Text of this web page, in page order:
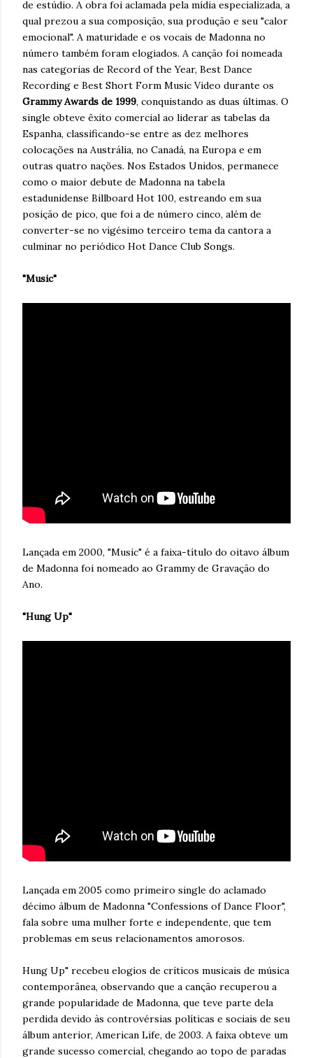
de estúdio. A obra foi aclamada pela mídia especializada, a
qual prezou a sua composição, sua produção e seu "calor
emocional". A maturidade e os vocais de Madonna no
número também foram elogiados. A canção foi nomeada
nas categorias de Record of the Year, Best Dance
Recording e Best Short Form Music Video durante os
Grammy Awards de 1999, conquistando as duas últimas. O
single obteve êxito comercial ao liderar as tabelas da
Espanha, classificando-se entre as dez melhores
colocações na Austrália, no Canadá, na Europa e em
outras quatro nações. Nos Estados Unidos, permanece
como o maior debute de Madonna na tabela
estadunidense Billboard Hot 100, estreando em sua
posição de pico, que foi a de número cinco, além de
converter-se no vigésimo terceiro tema da cantora a
culminar no periódico Hot Dance Club Songs.
"Music"
Lançada em 2000, "Music" é a faixa-título do oitavo álbum
de Madonna foi nomeado ao Grammy de Gravação do
Ano.
"Hung Up"
Lançada em 2005 como primeiro single do aclamado
décimo álbum de Madonna "Confessions of Dance Floor",
fala sobre uma mulher forte e independente, que tem
problemas em seus relacionamentos amorosos.
Hung Up" recebeu elogios de críticos musicais de música
contemporânea, observando que a canção recuperou a
grande popularidade de Madonna, que teve parte dela
perdida devido às controvérsias políticas e sociais de seu
álbum anterior, American Life, de 2003. A faixa obteve um
grande sucesso comercial, chegando ao topo de paradas